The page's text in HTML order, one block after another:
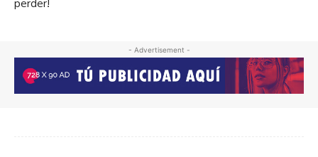
perder!
- Advertisement -